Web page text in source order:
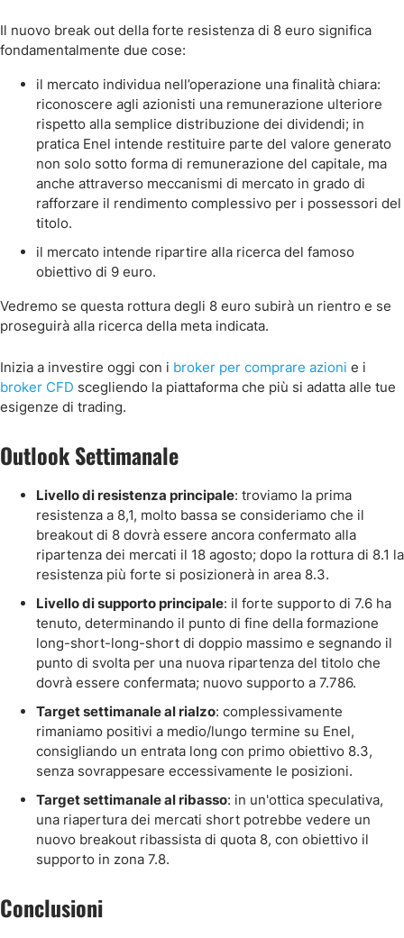
Il nuovo break out della forte resistenza di 8 euro significa
fondamentalmente due cose:
il mercato individua nell’operazione una finalità chiara:
riconoscere agli azionisti una remunerazione ulteriore
rispetto alla semplice distribuzione dei dividendi; in
pratica Enel intende restituire parte del valore generato
non solo sotto forma di remunerazione del capitale, ma
anche attraverso meccanismi di mercato in grado di
rafforzare il rendimento complessivo per i possessori del
titolo.
il mercato intende ripartire alla ricerca del famoso
obiettivo di 9 euro.
Vedremo se questa rottura degli 8 euro subirà un rientro e se
proseguirà alla ricerca della meta indicata.
Inizia a investire oggi con i broker per comprare azioni e i
broker CFD scegliendo la piattaforma che più si adatta alle tue
esigenze di trading.
Outlook Settimanale
Livello di resistenza principale: troviamo la prima
resistenza a 8,1, molto bassa se consideriamo che il
breakout di 8 dovrà essere ancora confermato alla
ripartenza dei mercati il 18 agosto; dopo la rottura di 8.1 la
resistenza più forte si posizionerà in area 8.3.
Livello di supporto principale: il forte supporto di 7.6 ha
tenuto, determinando il punto di fine della formazione
long-short-long-short di doppio massimo e segnando il
punto di svolta per una nuova ripartenza del titolo che
dovrà essere confermata; nuovo supporto a 7.786.
Target settimanale al rialzo: complessivamente
rimaniamo positivi a medio/lungo termine su Enel,
consigliando un entrata long con primo obiettivo 8.3,
senza sovrappesare eccessivamente le posizioni.
Target settimanale al ribasso: in un'ottica speculativa,
una riapertura dei mercati short potrebbe vedere un
nuovo breakout ribassista di quota 8, con obiettivo il
supporto in zona 7.8.
Conclusioni